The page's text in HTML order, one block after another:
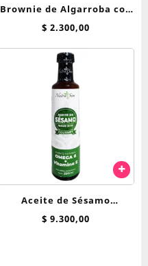
Brownie de Algarroba con
Nuez Epuyen 60 g
$ 2.300,00
Aceite de Sésamo
Premium Tostado
$ 9.300,00